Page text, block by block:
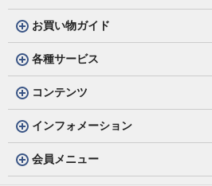
お買い物ガイド
各種サービス
コンテンツ
インフォメーション
会員メニュー